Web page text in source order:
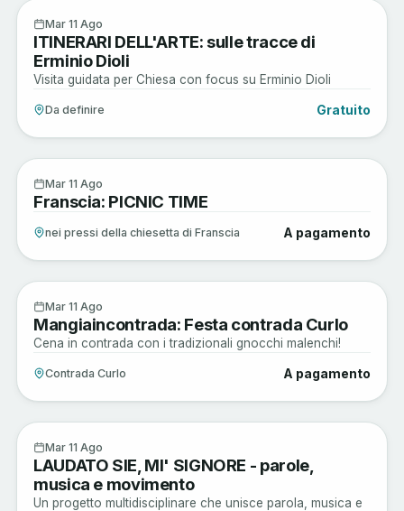
Arte e Cultura
Mar 11 Ago
ITINERARI DELL'ARTE: sulle tracce di
Erminio Dioli
Visita guidata per Chiesa con focus su Erminio Dioli
Da definire Gratuito
Enogastronomia
Mar 11 Ago
Franscia: PICNIC TIME
nei pressi della chiesetta di Franscia A pagamento
Enogastronomia
AGO
Mar 11 Ago
Mangiaincontrada: Festa contrada Curlo
Cena in contrada con i tradizionali gnocchi malenchi!
Contrada Curlo A pagamento
Arte e Cultura
Mar 11 Ago
LAUDATO SIE, MI' SIGNORE - parole,
musica e movimento
Un progetto multidisciplinare che unisce parola, musica e